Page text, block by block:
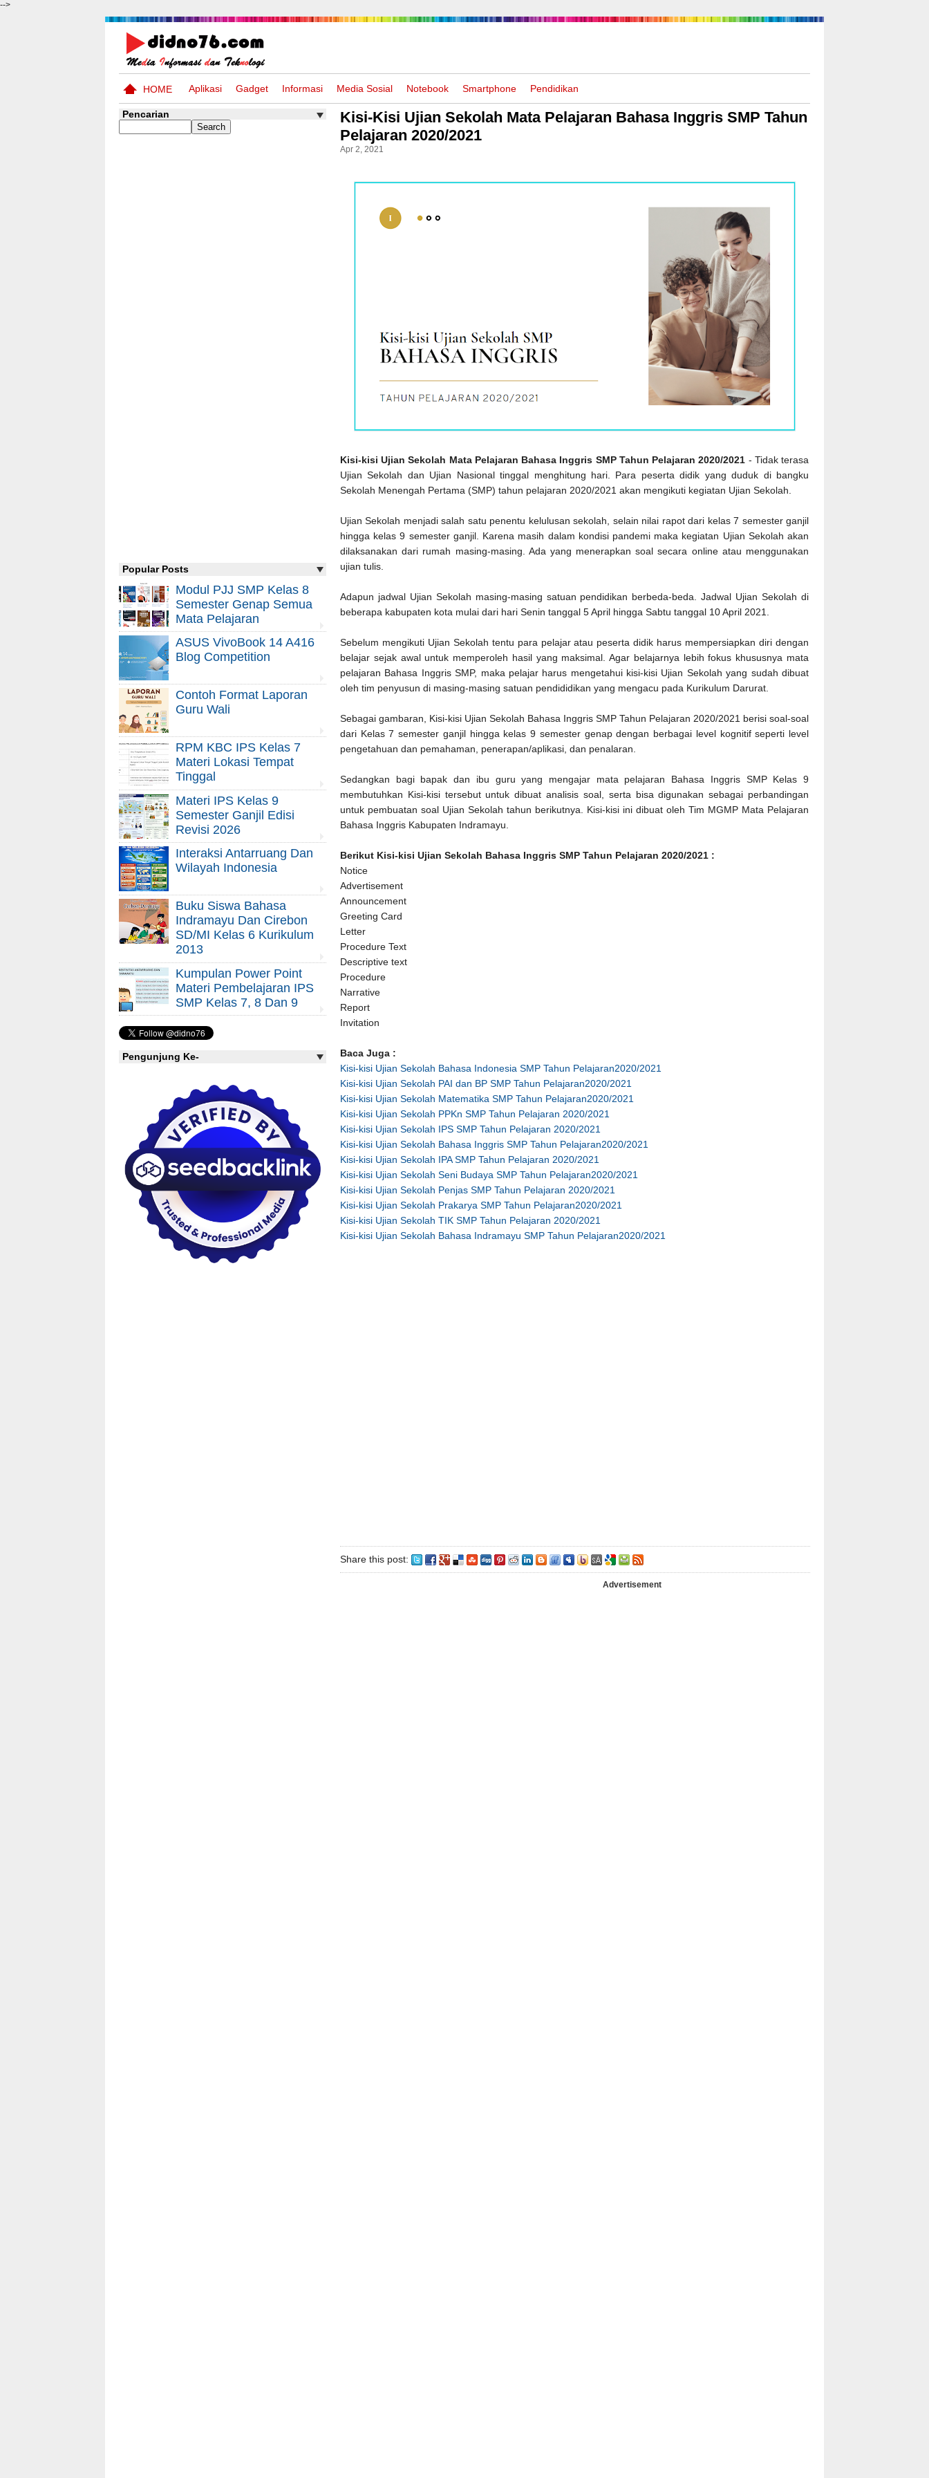
-->
HOME Aplikasi Gadget Informasi Media Sosial Notebook Smartphone Pendidikan
Kisi-Kisi Ujian Sekolah Mata Pelajaran Bahasa Inggris SMP Tahun
Pelajaran 2020/2021
Apr 2, 2021
Kisi-kisi Ujian Sekolah Mata Pelajaran Bahasa Inggris SMP Tahun Pelajaran 2020/2021 - Tidak terasa
Ujian Sekolah dan Ujian Nasional tinggal menghitung hari. Para peserta didik yang duduk di bangku
Sekolah Menengah Pertama (SMP) tahun pelajaran 2020/2021 akan mengikuti kegiatan Ujian Sekolah.
Ujian Sekolah menjadi salah satu penentu kelulusan sekolah, selain nilai rapot dari kelas 7 semester ganjil
hingga kelas 9 semester ganjil. Karena masih dalam kondisi pandemi maka kegiatan Ujian Sekolah akan
dilaksanakan dari rumah masing-masing. Ada yang menerapkan soal secara online atau menggunakan
ujian tulis.
Adapun jadwal Ujian Sekolah masing-masing satuan pendidikan berbeda-beda. Jadwal Ujian Sekolah di
beberapa kabupaten kota mulai dari hari Senin tanggal 5 April hingga Sabtu tanggal 10 April 2021.
Sebelum mengikuti Ujian Sekolah tentu para pelajar atau peserta didik harus mempersiapkan diri dengan
belajar sejak awal untuk memperoleh hasil yang maksimal. Agar belajarnya lebih fokus khususnya mata
pelajaran Bahasa Inggris SMP, maka pelajar harus mengetahui kisi-kisi Ujian Sekolah yang sudah dibuat
oleh tim penyusun di masing-masing satuan pendididikan yang mengacu pada Kurikulum Darurat.
Sebagai gambaran, Kisi-kisi Ujian Sekolah Bahasa Inggris SMP Tahun Pelajaran 2020/2021 berisi soal-soal
dari Kelas 7 semester ganjil hingga kelas 9 semester genap dengan berbagai level kognitif seperti level
pengetahuan dan pemahaman, penerapan/aplikasi, dan penalaran.
Sedangkan bagi bapak dan ibu guru yang mengajar mata pelajaran Bahasa Inggris SMP Kelas 9
membutuhkan Kisi-kisi tersebut untuk dibuat analisis soal, serta bisa digunakan sebagai perbandingan
untuk pembuatan soal Ujian Sekolah tahun berikutnya. Kisi-kisi ini dibuat oleh Tim MGMP Mata Pelajaran
Bahasa Inggris Kabupaten Indramayu.
Berikut Kisi-kisi Ujian Sekolah Bahasa Inggris SMP Tahun Pelajaran 2020/2021 :
Notice
Advertisement
Announcement
Greeting Card
Letter
Procedure Text
Descriptive text
Procedure
Narrative
Report
Invitation
Baca Juga :
Kisi-kisi Ujian Sekolah Bahasa Indonesia SMP Tahun Pelajaran2020/2021
Kisi-kisi Ujian Sekolah PAI dan BP SMP Tahun Pelajaran2020/2021
Kisi-kisi Ujian Sekolah Matematika SMP Tahun Pelajaran2020/2021
Kisi-kisi Ujian Sekolah PPKn SMP Tahun Pelajaran 2020/2021
Kisi-kisi Ujian Sekolah IPS SMP Tahun Pelajaran 2020/2021
Kisi-kisi Ujian Sekolah Bahasa Inggris SMP Tahun Pelajaran2020/2021
Kisi-kisi Ujian Sekolah IPA SMP Tahun Pelajaran 2020/2021
Kisi-kisi Ujian Sekolah Seni Budaya SMP Tahun Pelajaran2020/2021
Kisi-kisi Ujian Sekolah Penjas SMP Tahun Pelajaran 2020/2021
Kisi-kisi Ujian Sekolah Prakarya SMP Tahun Pelajaran2020/2021
Kisi-kisi Ujian Sekolah TIK SMP Tahun Pelajaran 2020/2021
Kisi-kisi Ujian Sekolah Bahasa Indramayu SMP Tahun Pelajaran2020/2021
Share this post:
Advertisement
Pencarian
Popular Posts
Modul PJJ SMP Kelas 8
Semester Genap Semua
Mata Pelajaran
ASUS VivoBook 14 A416
Blog Competition
Contoh Format Laporan
Guru Wali
RPM KBC IPS Kelas 7
Materi Lokasi Tempat
Tinggal
Materi IPS Kelas 9
Semester Ganjil Edisi
Revisi 2026
Interaksi Antarruang Dan
Wilayah Indonesia
Buku Siswa Bahasa
Indramayu Dan Cirebon
SD/MI Kelas 6 Kurikulum
2013
Kumpulan Power Point
Materi Pembelajaran IPS
SMP Kelas 7, 8 Dan 9
Pengunjung Ke-